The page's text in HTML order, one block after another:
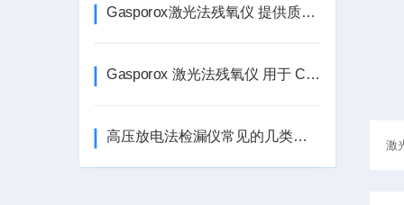
Gasporox激光法残氧仪 提供质量检测解决方案 验证液氮剂量
Gasporox 激光法残氧仪 用于 CO 2和压力测量
高压放电法检漏仪常见的几类故障和解决办法